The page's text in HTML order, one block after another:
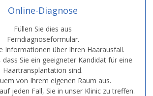
Online-Diagnose
Füllen Sie dies aus
Ferndiagnoseformular.
Informationen über Ihren Haarausfall.
dass Sie ein geeigneter Kandidat für eine
Haartransplantation sind.
von Ihrem eigenen Raum aus.
jeden Fall, Sie in unser Klinic zu treffen.